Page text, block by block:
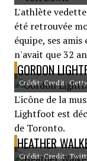
L'athlète
été retrouvée
équipe, ses
n'avait que 32
GORDON
Crédit: Credit:
L'icône de la
Lightfoot est
de Toronto.
HEATHER
Crédit: Credit: